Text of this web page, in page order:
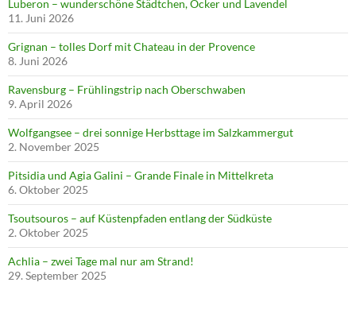
Luberon – wunderschöne Städtchen, Ocker und Lavendel
11. Juni 2026
Grignan – tolles Dorf mit Chateau in der Provence
8. Juni 2026
Ravensburg – Frühlingstrip nach Oberschwaben
9. April 2026
Wolfgangsee – drei sonnige Herbsttage im Salzkammergut
2. November 2025
Pitsidia und Agia Galini – Grande Finale in Mittelkreta
6. Oktober 2025
Tsoutsouros – auf Küstenpfaden entlang der Südküste
2. Oktober 2025
Achlia – zwei Tage mal nur am Strand!
29. September 2025